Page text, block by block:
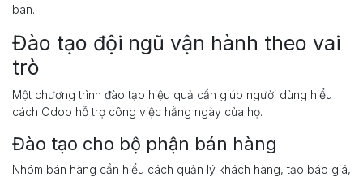
ban.
Đào tạo đội ngũ vận hành theo vai
trò
Một chương trình đào tạo hiệu quả cần giúp người dùng hiểu
cách Odoo hỗ trợ công việc hằng ngày của họ.
Đào tạo cho bộ phận bán hàng
Nhóm bán hàng cần hiểu cách quản lý khách hàng, tạo báo giá,